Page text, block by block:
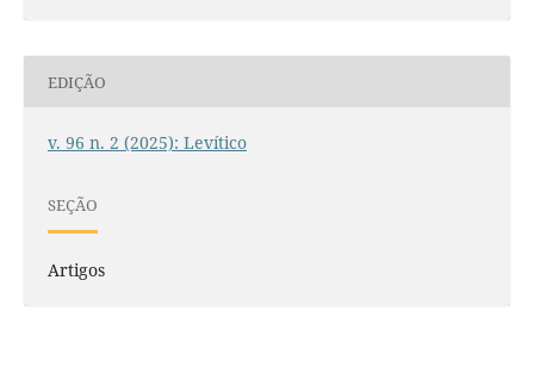
EDIÇÃO
v. 96 n. 2 (2025): Levítico
SEÇÃO
Artigos